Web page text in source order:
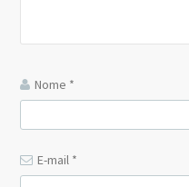
Nome *
E-mail *